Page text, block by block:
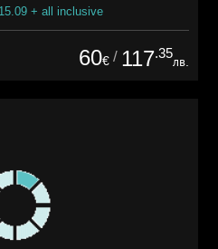
+ all inclusive
60€ / 117.35
лв.